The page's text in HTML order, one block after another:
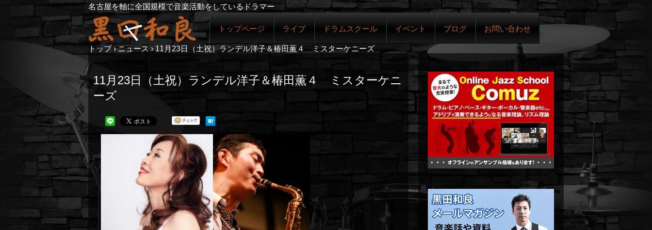
名古屋を軸に全国規模で音楽活動をしているドラマー
トップページ ライブ ドラムスクール イベント ブログ お問い合わせ
トップ › ニュース › 11月23日（土祝）ランデル洋子＆椿田薫４ ミスターケニーズ
11月23日（土祝）ランデル洋子＆椿田薫４ ミスターケニ
ーズ